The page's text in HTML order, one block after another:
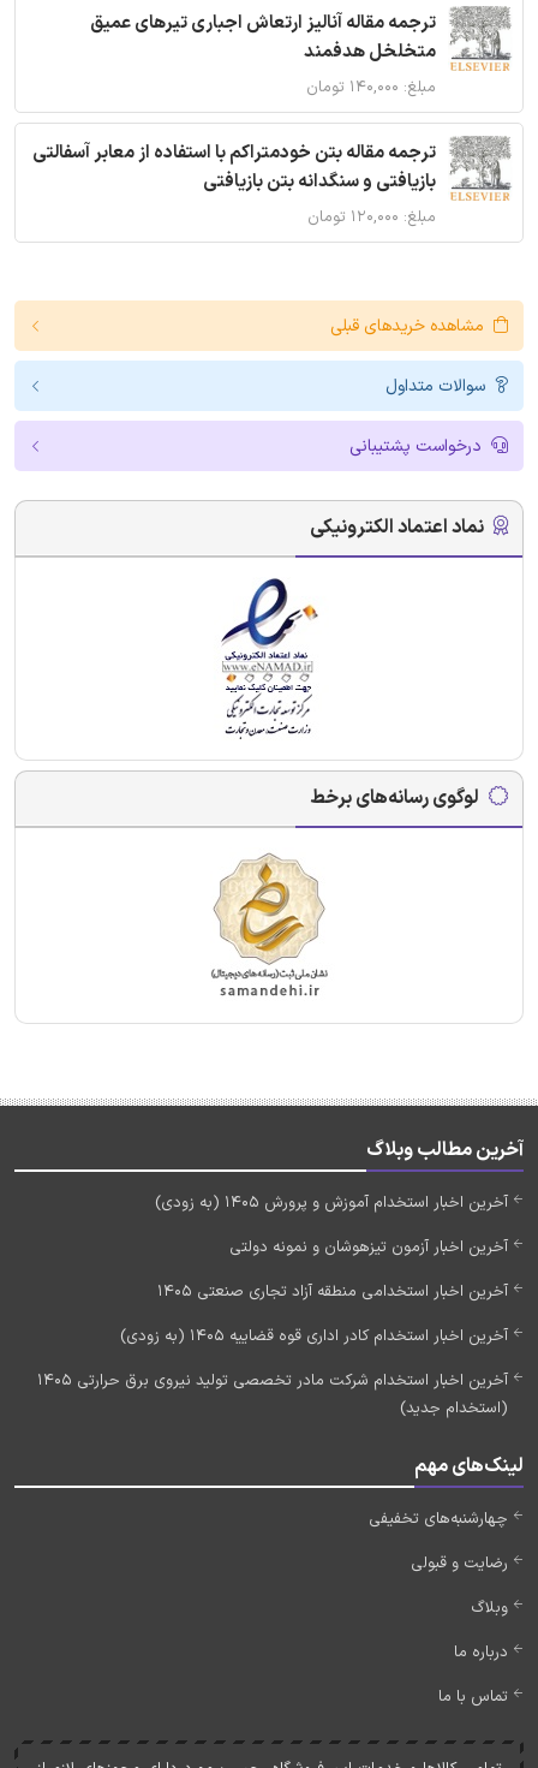
ترجمه مقاله آنالیز ارتعاش اجباری تیرهای عمیق
متخلخل هدفمند
مبلغ: ۱۴۰,۰۰۰ تومان
ترجمه مقاله بتن خودمتراکم با استفاده از معابر آسفالتی
بازیافتی و سنگدانه بتن بازیافتی
مبلغ: ۱۲۰,۰۰۰ تومان
مشاهده خریدهای قبلی
سوالات متداول
درخواست پشتیبانی
نماد اعتماد الکترونیکی
لوگوی رسانه‌های برخط
آخرین مطالب وبلاگ
آخرین اخبار استخدام آموزش و پرورش 1405 (به زودی)
آخرین اخبار آزمون تیزهوشان و نمونه دولتی
آخرین اخبار استخدامی منطقه آزاد تجاری صنعتی 1405
آخرین اخبار استخدام کادر اداری قوه قضاییه 1405 (به زودی)
آخرین اخبار استخدام شرکت مادر تخصصی تولید نیروی برق حرارتی 1405
(استخدام جدید)
لینک‌های مهم
چهارشنبه‌های تخفیفی
رضایت و قبولی
وبلاگ
درباره ما
تماس با ما